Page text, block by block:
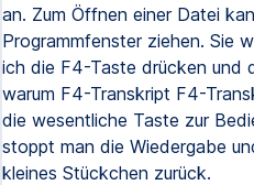
an. Zum Öffnen einer Datei
Programmfenster ziehen. Sie
ich die F4-Taste drücken und
warum F4-Transkript F4-
die wesentliche Taste zur
stoppt man die Wiedergabe
kleines Stückchen zurück.